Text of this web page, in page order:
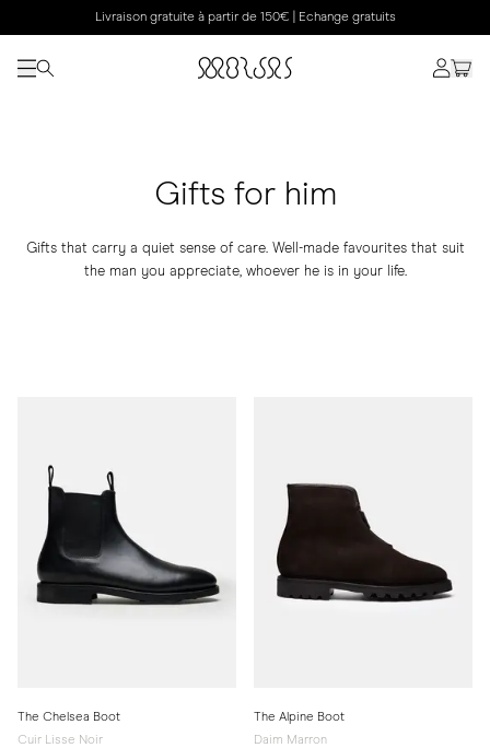
Livraison gratuite à partir de 150€ | Echange gratuits
Gifts for him
Gifts that carry a quiet sense of care. Well-made favourites that suit
the man you appreciate, whoever he is in your life.
The Chelsea Boot
Cuir Lisse Noir
The Alpine Boot
Daim Marron